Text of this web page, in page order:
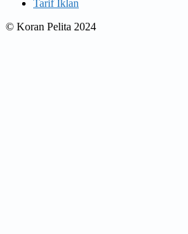
Tarif Iklan
© Koran Pelita 2024